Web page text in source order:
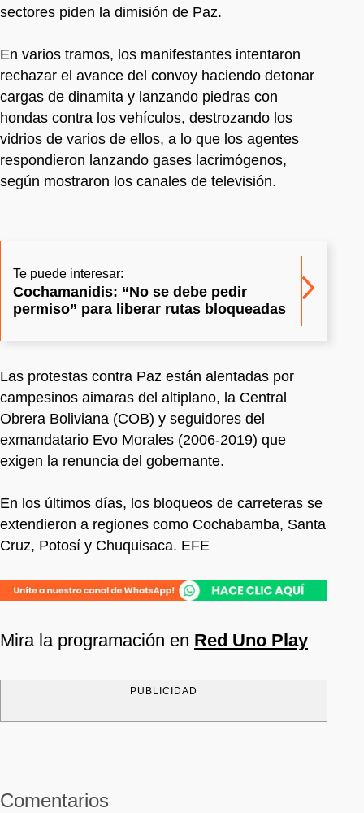
sectores piden la dimisión de Paz.
En varios tramos, los manifestantes intentaron
rechazar el avance del convoy haciendo detonar
cargas de dinamita y lanzando piedras con
hondas contra los vehículos, destrozando los
vidrios de varios de ellos, a lo que los agentes
respondieron lanzando gases lacrimógenos,
según mostraron los canales de televisión.
Te puede interesar:
Cochamanidis: “No se debe pedir
permiso” para liberar rutas bloqueadas
Las protestas contra Paz están alentadas por
campesinos aimaras del altiplano, la Central
Obrera Boliviana (COB) y seguidores del
exmandatario Evo Morales (2006-2019) que
exigen la renuncia del gobernante.
En los últimos días, los bloqueos de carreteras se
extendieron a regiones como Cochabamba, Santa
Cruz, Potosí y Chuquisaca. EFE
Mira la programación en Red Uno Play
PUBLICIDAD
Comentarios